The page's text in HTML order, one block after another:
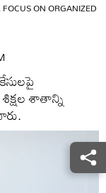
FOCUS ON ORGANIZED
శాతాన్ని